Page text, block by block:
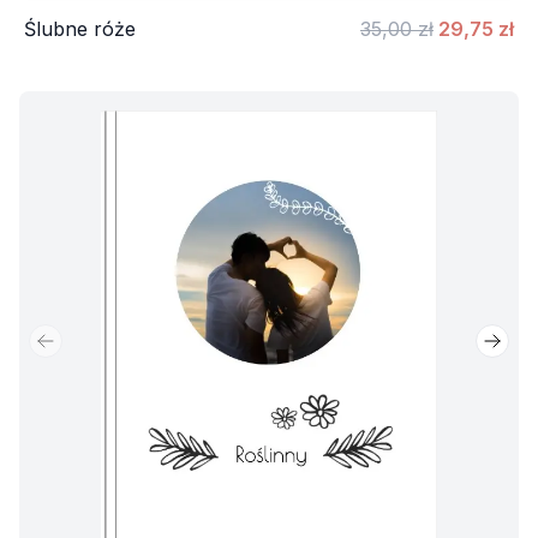
Ślubne róże 35,00 zł 29,75 zł
Poprzedni slajd